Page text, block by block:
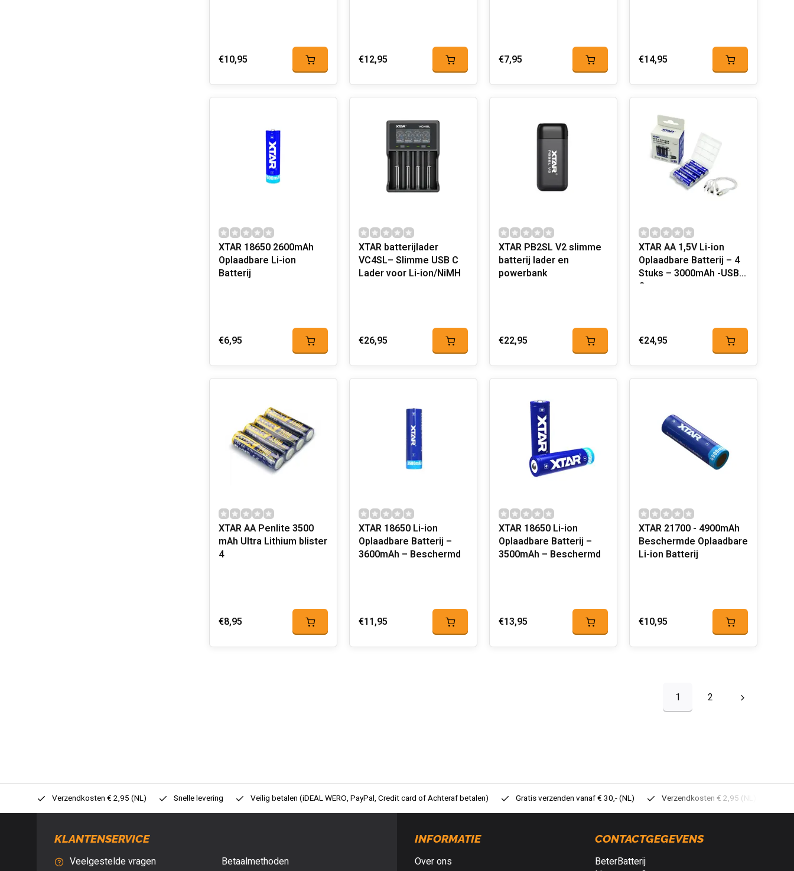
€10,95 €12,95 €7,95 €14,95
XTAR 18650 2600mAh
Oplaadbare Li-ion
Batterij
€6,95
XTAR batterijlader
VC4SL– Slimme USB C
Lader voor Li-ion/NiMH
€26,95
XTAR PB2SL V2 slimme
batterij lader en
powerbank
€22,95
XTAR AA 1,5V Li-ion
Oplaadbare Batterij – 4
Stuks – 3000mAh -USB-
C
€24,95
XTAR AA Penlite 3500
mAh Ultra Lithium blister
4
€8,95
XTAR 18650 Li-ion
Oplaadbare Batterij –
3600mAh – Beschermd
€11,95
XTAR 18650 Li-ion
Oplaadbare Batterij –
3500mAh – Beschermd
€13,95
XTAR 21700 - 4900mAh
Beschermde Oplaadbare
Li-ion Batterij
€10,95
1 2
Verzendkosten € 2,95 (NL) Snelle levering Veilig betalen (iDEAL WERO, PayPal, Credit card of Achteraf betalen) Gratis verzenden vanaf € 30,- (NL) Verzendkosten € 2,95 (NL)
KLANTENSERVICE
Veelgestelde vragen
Betaalmethoden
INFORMATIE
Over ons
CONTACTGEGEVENS
BeterBatterij